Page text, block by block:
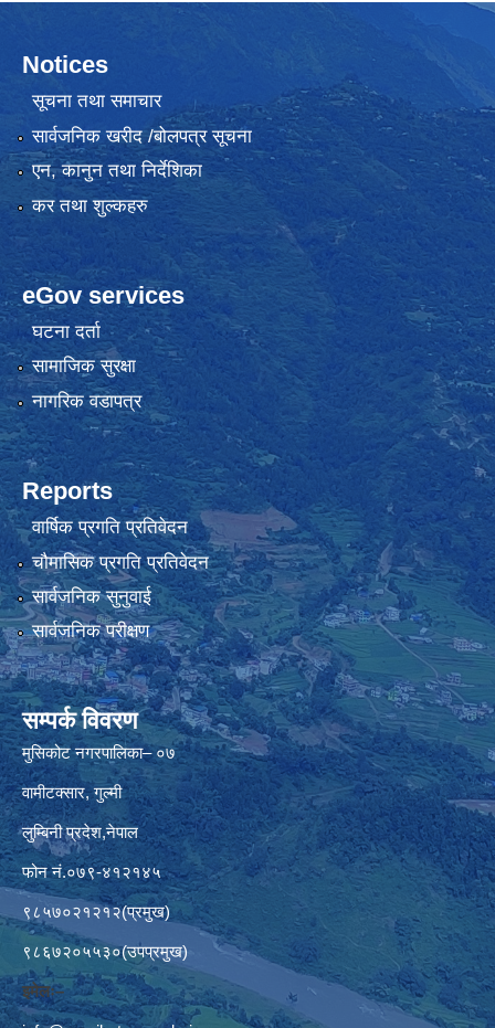
Notices
सूचना तथा समाचार
सार्वजनिक खरीद /बोलपत्र सूचना
एन, कानुन तथा निर्देशिका
कर तथा शुल्कहरु
eGov services
घटना दर्ता
सामाजिक सुरक्षा
नागरिक वडापत्र
Reports
वार्षिक प्रगति प्रतिवेदन
चौमासिक प्रगति प्रतिवेदन
सार्वजनिक सुनुवाई
सार्वजनिक परीक्षण
सम्पर्क विवरण
मुसिकोट नगरपालिका– ०७
वामीटक्सार, गुल्मी
लुम्बिनी प्रदेश,नेपाल
फोन नं.०७९-४१२१४५
९८५७०२१२१२(प्रमुख)
९८६७२०५५३०(उपप्रमुख)
इमेलः–